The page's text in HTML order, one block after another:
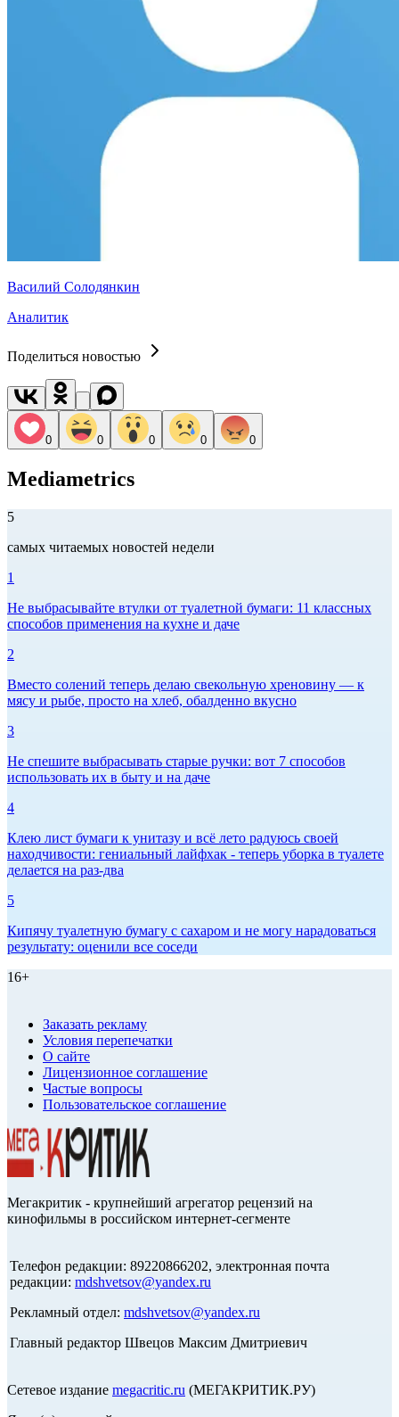
Василий Солодянкин
Аналитик
Поделиться новостью
0 0 0 0 0
Mediametrics
5
самых читаемых новостей недели
1
Не выбрасывайте втулки от туалетной бумаги: 11 классных
способов применения на кухне и даче
2
Вместо солений теперь делаю свекольную хреновину — к
мясу и рыбе, просто на хлеб, обалденно вкусно
3
Не спешите выбрасывать старые ручки: вот 7 способов
использовать их в быту и на даче
4
Клею лист бумаги к унитазу и всё лето радуюсь своей
находчивости: гениальный лайфхак - теперь уборка в туалете
делается на раз-два
5
Кипячу туалетную бумагу с сахаром и не могу нарадоваться
результату: оценили все соседи
16+
Заказать рекламу
Условия перепечатки
О сайте
Лицензионное соглашение
Частые вопросы
Пользовательское соглашение
Мегакритик - крупнейший агрегатор рецензий на
кинофильмы в российском интернет-сегменте
Телефон редакции: 89220866202, электронная почта
редакции: mdshvetsov@yandex.ru
Рекламный отдел: mdshvetsov@yandex.ru
Главный редактор Швецов Максим Дмитриевич
Сетевое издание megacritic.ru (МЕГАКРИТИК.РУ)